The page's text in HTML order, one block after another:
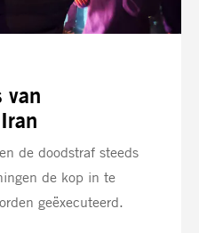
van
de doodstraf steeds
de kop in te
geëxecuteerd.